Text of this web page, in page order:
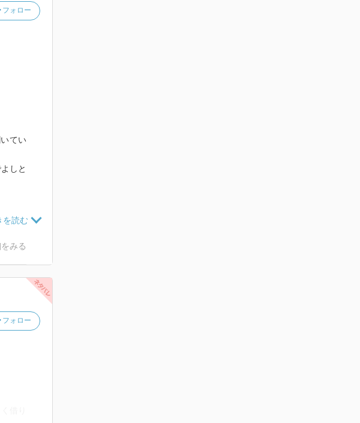
フォロー
てい
しと
ても
け遊
みる
フォロー